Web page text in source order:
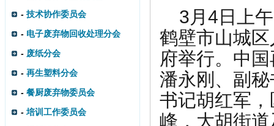
- 技术协作委员会
- 电子废弃物回收处理分会
- 废纸分会
- 再生塑料分会
- 餐厨废弃物委员会
-培训工作委员会
3月4日上
鹤壁市山城
府举行。中
潘永刚、副
书记胡红军
峰，大胡街